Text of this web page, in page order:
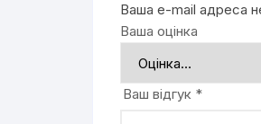
Ваша e-mail адреса
Ваша оцінка
Ваш відгук *